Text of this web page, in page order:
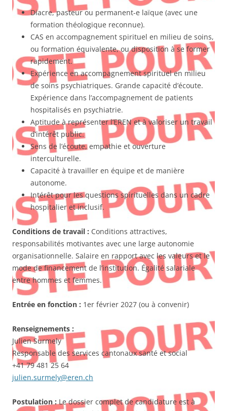
Diacre, pasteur ou permanent-e laïque (avec une
formation théologique reconnue).
CAS en accompagnement spirituel en milieu de soins,
ou formation équivalente, ou disposition à se former
rapidement.
Expérience en accompagnement spirituel en milieu
de soins psychiatriques. Grande capacité d’écoute.
Expérience dans l’accompagnement de patients
hospitalisés en psychiatrie.
Aptitude à représenter l’EREN et à valoriser un travail
d’intérêt public.
Sens de l’écoute, empathie et ouverture
interculturelle.
Capacité à travailler en équipe et de manière
autonome.
Intérêt pour les questions spirituelles dans un cadre
hospitalier et inclusif.
Conditions de travail : Conditions attractives,
responsabilités motivantes avec une large autonomie
organisationnelle. Salaire en rapport avec les valeurs et le
mode de financement de l’institution. Égalité salariale
entre hommes et femmes.
Entrée en fonction : 1er février 2027 (ou à convenir)
Renseignements :
Julien Surmely
Responsable des services cantonaux santé et social
+41 79 481 25 64
julien.surmely@eren.ch
Postulation : Le dossier complet de candidature est à